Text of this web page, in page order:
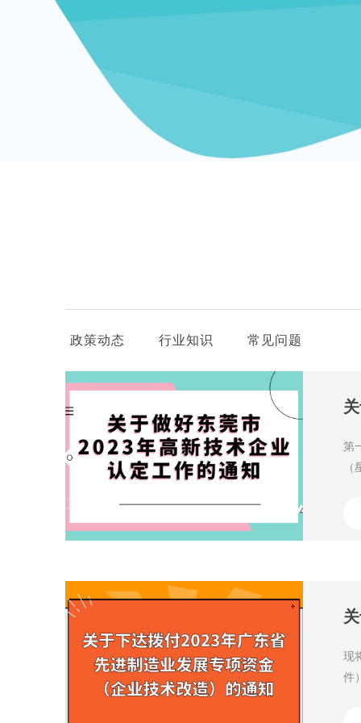
政策动态 行业知识 常见问题
第
现
件